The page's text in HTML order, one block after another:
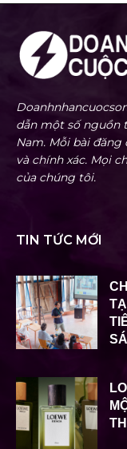
dẫn một số nguồn
Nam. Mỗi bài
và chính xác. Mọi
của chúng tôi.
TIN TỨC MỚI